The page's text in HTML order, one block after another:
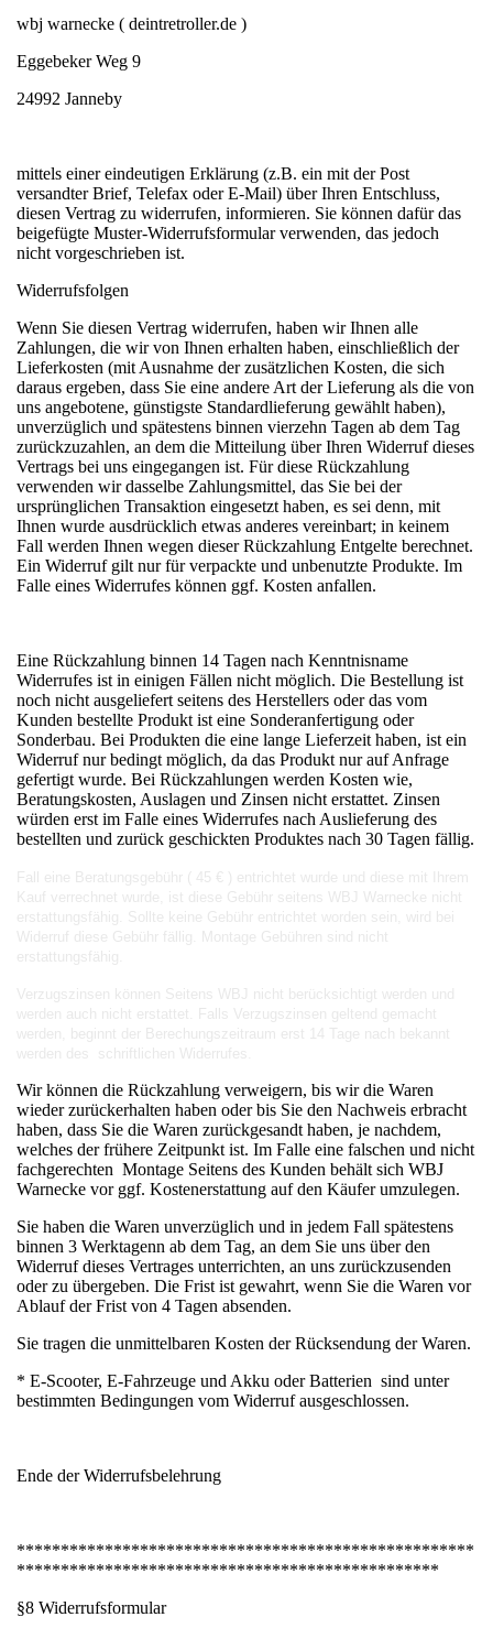
wbj warnecke ( deintretroller.de )
Eggebeker Weg 9
24992 Janneby
mittels einer eindeutigen Erklärung (z.B. ein mit der Post
versandter Brief, Telefax oder E-Mail) über Ihren Entschluss,
diesen Vertrag zu widerrufen, informieren. Sie können dafür das
beigefügte Muster-Widerrufsformular verwenden, das jedoch
nicht vorgeschrieben ist.
Widerrufsfolgen
Wenn Sie diesen Vertrag widerrufen, haben wir Ihnen alle
Zahlungen, die wir von Ihnen erhalten haben, einschließlich der
Lieferkosten (mit Ausnahme der zusätzlichen Kosten, die sich
daraus ergeben, dass Sie eine andere Art der Lieferung als die von
uns angebotene, günstigste Standardlieferung gewählt haben),
unverzüglich und spätestens binnen vierzehn Tagen ab dem Tag
zurückzuzahlen, an dem die Mitteilung über Ihren Widerruf dieses
Vertrags bei uns eingegangen ist. Für diese Rückzahlung
verwenden wir dasselbe Zahlungsmittel, das Sie bei der
ursprünglichen Transaktion eingesetzt haben, es sei denn, mit
Ihnen wurde ausdrücklich etwas anderes vereinbart; in keinem
Fall werden Ihnen wegen dieser Rückzahlung Entgelte berechnet.
Ein Widerruf gilt nur für verpackte und unbenutzte Produkte. Im
Falle eines Widerrufes können ggf. Kosten anfallen.
Eine Rückzahlung binnen 14 Tagen nach Kenntnisname
Widerrufes ist in einigen Fällen nicht möglich. Die Bestellung ist
noch nicht ausgeliefert seitens des Herstellers oder das vom
Kunden bestellte Produkt ist eine Sonderanfertigung oder
Sonderbau. Bei Produkten die eine lange Lieferzeit haben, ist ein
Widerruf nur bedingt möglich, da das Produkt nur auf Anfrage
gefertigt wurde. Bei Rückzahlungen werden Kosten wie,
Beratungskosten, Auslagen und Zinsen nicht erstattet. Zinsen
würden erst im Falle eines Widerrufes nach Auslieferung des
bestellten und zurück geschickten Produktes nach 30 Tagen fällig.
Wir können die Rückzahlung verweigern, bis wir die Waren
wieder zurückerhalten haben oder bis Sie den Nachweis erbracht
haben, dass Sie die Waren zurückgesandt haben, je nachdem,
welches der frühere Zeitpunkt ist. Im Falle eine falschen und nicht
fachgerechten Montage Seitens des Kunden behält sich WBJ
Warnecke vor ggf. Kostenerstattung auf den Käufer umzulegen.
Sie haben die Waren unverzüglich und in jedem Fall spätestens
binnen 3 Werktagenn ab dem Tag, an dem Sie uns über den
Widerruf dieses Vertrages unterrichten, an uns zurückzusenden
oder zu übergeben. Die Frist ist gewahrt, wenn Sie die Waren vor
Ablauf der Frist von 4 Tagen absenden.
Sie tragen die unmittelbaren Kosten der Rücksendung der Waren.
* E-Scooter, E-Fahrzeuge und Akku oder Batterien sind unter
bestimmten Bedingungen vom Widerruf ausgeschlossen.
Ende der Widerrufsbelehrung
****************************************************
************************************************
§8 Widerrufsformular